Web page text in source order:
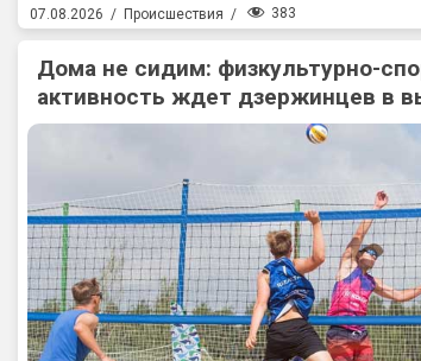
07.08.2026 / Происшествия / 383
Дома не сидим: физкультурно-
активность ждет дзержинцев в